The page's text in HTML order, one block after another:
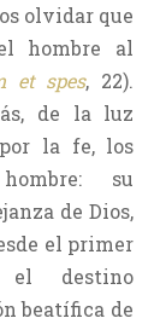
olvidar que
hombre al
et spes, 22).
de la luz
la fe, los
su
de Dios,
el primer
el destino
beatífica de